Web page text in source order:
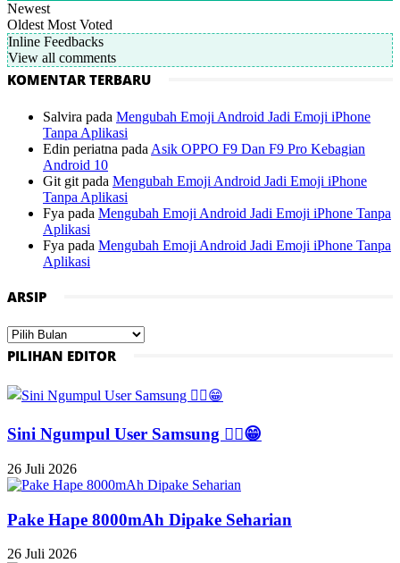
Newest
Oldest Most Voted
Inline Feedbacks
View all comments
KOMENTAR TERBARU
Salvira pada Mengubah Emoji Android Jadi Emoji iPhone
Tanpa Aplikasi
Edin periatna pada Asik OPPO F9 Dan F9 Pro Kebagian
Android 10
Git git pada Mengubah Emoji Android Jadi Emoji iPhone
Tanpa Aplikasi
Fya pada Mengubah Emoji Android Jadi Emoji iPhone Tanpa
Aplikasi
Fya pada Mengubah Emoji Android Jadi Emoji iPhone Tanpa
Aplikasi
ARSIP
Arsip
PILIHAN EDITOR
Sini Ngumpul User Samsung ☝🏻😁
26 Juli 2026
Pake Hape 8000mAh Dipake Seharian
26 Juli 2026